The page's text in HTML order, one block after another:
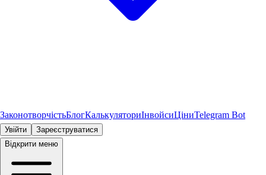
ЗаконотворчістьБлогКалькуляториІнвойсиЦіниTelegram Bot
Увійти
Зареєструватися
Відкрити меню